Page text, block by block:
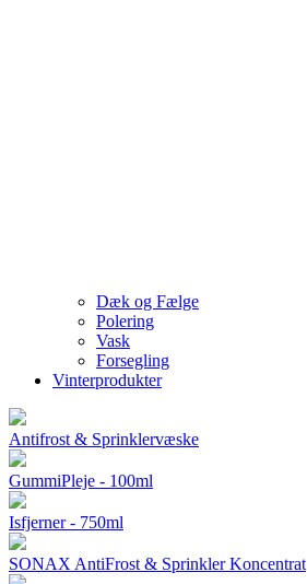
Dæk og Fælge
Polering
Vask
Forsegling
Vinterprodukter
Antifrost & Sprinklervæske
GummiPleje - 100ml
Isfjerner - 750ml
SONAX AntiFrost & Sprinkler Koncentrat